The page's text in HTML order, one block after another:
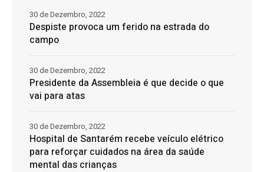
Despiste provoca um ferido na estrada do
campo
30 de Dezembro, 2022
Presidente da Assembleia é que decide o que
vai para atas
30 de Dezembro, 2022
Hospital de Santarém recebe veículo elétrico
para reforçar cuidados na área da saúde
mental das crianças
30 de Dezembro, 2022